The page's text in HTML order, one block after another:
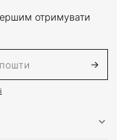
отримувати